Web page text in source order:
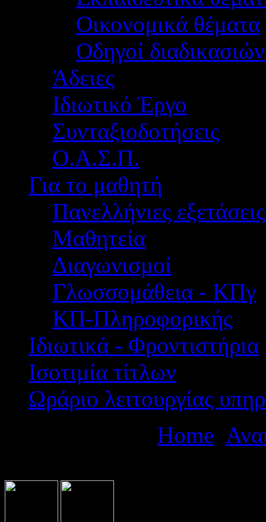
Οικονομικά θέματα
Οδηγοί διαδικασιών
Άδειες
Ιδιωτικό Έργο
Συνταξιοδοτήσεις
Ο.Α.Σ.Π.
Για το μαθητή
Πανελλήνιες εξετάσεις
Μαθητεία
Διαγωνισμοί
Γλωσσομάθεια - ΚΠγ
ΚΠ-Πληροφορικής
Ιδιωτικά - Φροντιστήρια
Ισοτιμία τίτλων
Ωράριο λειτουργίας
Home